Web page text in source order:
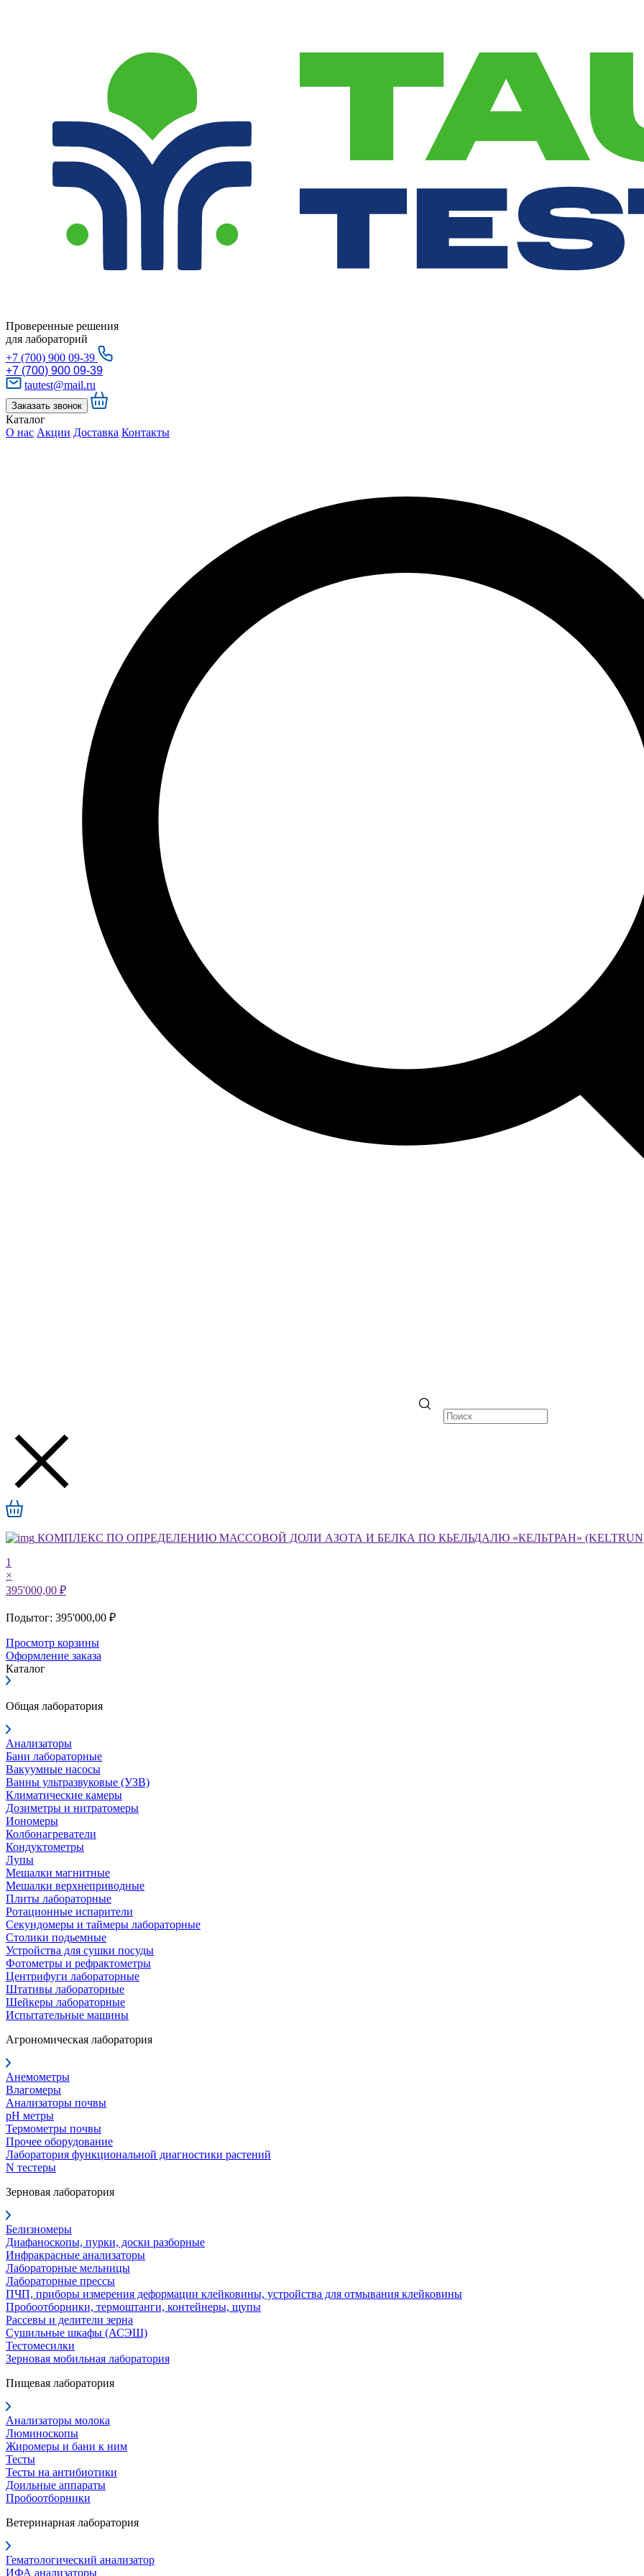
Проверенные решения
для лабораторий
+7 (700) 900 09-39
+7 (700) 900 09-39
tautest@mail.ru
Заказать звонок
Каталог
О нас Акции Доставка Контакты
КОМПЛЕКС ПО ОПРЕДЕЛЕНИЮ МАССОВОЙ ДОЛИ АЗОТА И БЕЛКА ПО КЬЕЛЬДАЛЮ «КЕЛЬТРАН»
1
×
395'000,00 ₽
Подытог: 395'000,00 ₽
Просмотр корзины
Оформление заказа
Каталог
Общая лаборатория
Анализаторы
Бани лабораторные
Вакуумные насосы
Ванны ультразвуковые (УЗВ)
Климатические камеры
Дозиметры и нитратомеры
Иономеры
Колбонагреватели
Кондуктометры
Лупы
Мешалки магнитные
Мешалки верхнеприводные
Плиты лабораторные
Ротационные испарители
Секундомеры и таймеры лабораторные
Столики подьемные
Устройства для сушки посуды
Фотометры и рефрактометры
Центрифуги лабораторные
Штативы лабораторные
Шейкеры лабораторные
Испытательные машины
Агрономическая лаборатория
Анемометры
Влагомеры
Анализаторы почвы
pH метры
Термометры почвы
Прочее оборудование
Лаборатория функциональной диагностики растений
N тестеры
Зерновая лаборатория
Белизномеры
Диафаноскопы, пурки, доски разборные
Инфракрасные анализаторы
Лабораторные мельницы
Лабораторные прессы
ПЧП, приборы измерения деформации клейковины, устройства для отмывания клейковины
Пробоотборники, термоштанги, контейнеры, щупы
Рассевы и делители зерна
Сушильные шкафы (АСЭШ)
Тестомесилки
Зерновая мобильная лаборатория
Пищевая лаборатория
Анализаторы молока
Люминоскопы
Жиромеры и бани к ним
Тесты
Тесты на антибиотики
Доильные аппараты
Пробоотборники
Ветеринарная лаборатория
Гематологический анализатор
ИФА анализаторы